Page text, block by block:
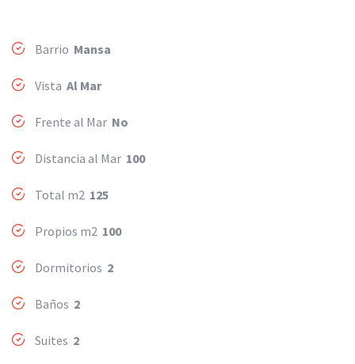
Barrio Mansa
Vista Al Mar
Frente al Mar No
Distancia al Mar 100
Total m2 125
Propios m2 100
Dormitorios 2
Baños 2
Suites 2